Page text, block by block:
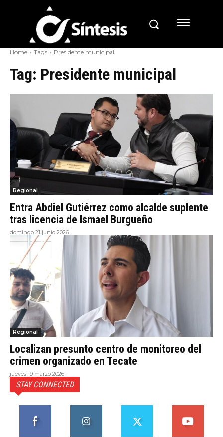
Home Tags Presidente municipal
Tag: Presidente municipal
Regional
Entra Abdiel Gutiérrez como alcalde suplente
tras licencia de Ismael Burgueño
domingo 21 junio 2026
Regional
Localizan presunto centro de monitoreo del
crimen organizado en Tecate
jueves 19 marzo 2026
STAY CONNECTED